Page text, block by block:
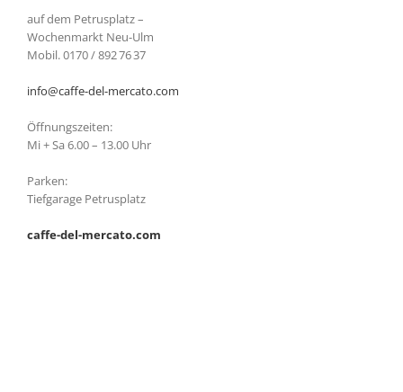
auf dem Petrusplatz –
Wochenmarkt Neu-Ulm
Mobil. 0170 / 892 76 37
info@caffe-del-mercato.com
Öffnungszeiten:
Mi + Sa 6.00 – 13.00 Uhr
Parken:
Tiefgarage Petrusplatz
caffe-del-mercato.com